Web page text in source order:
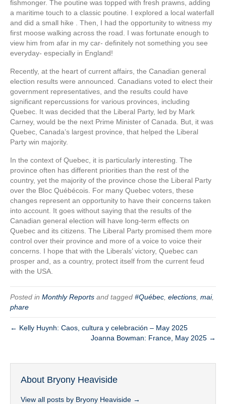
fishmonger. The poutine was topped with fresh prawns, adding
a maritime touch to a classic poutine. I explored a local waterfall
and did a small hike . Then, I had the opportunity to witness my
first moose walking across the road. I was fortunate enough to
view him from afar in my car- definitely not something you see
everyday- especially in England!
Recently, at the heart of current affairs, the Canadian general
election results were announced. Canadians voted to elect their
government representatives, and the results could have
significant repercussions for various provinces, including
Quebec. It was decided that the Liberal Party, led by Mark
Carney, would be the next Prime Minister of Canada. But, it was
Quebec, Canada’s largest province, that helped the Liberal
Party win majority.
In the context of Quebec, it is particularly interesting. The
province often has different priorities than the rest of the
country, yet the majority of the province chose the Liberal Party
over the Bloc Québécois. For many Quebec voters, these
changes represent an opportunity to have their concerns taken
into account. It goes without saying that the results of the
Canadian general election will have long-term effects on
Quebec and its citizens. The Liberal Party promised them more
control over their province and more of a voice to voice their
concerns. I hope that with the Liberals’ victory, Quebec can
prosper and, as a country, protect itself from the current feud
with the USA.
Posted in Monthly Reports and tagged #Québec elections mai,
phare
← Kelly Huynh: Caos, cultura y celebración – May 2025
Joanna Bowman: France, May 2025 →
About Bryony Heaviside
View all posts by Bryony Heaviside →